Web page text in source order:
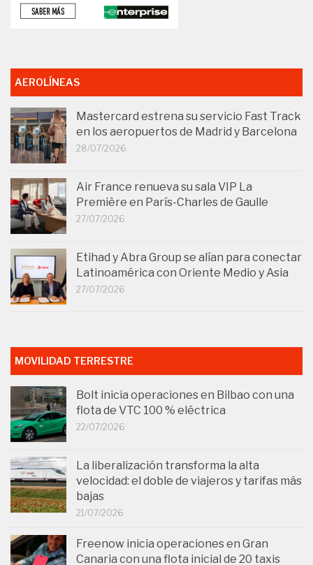
AEROLÍNEAS
Mastercard estrena su servicio Fast Track
en los aeropuertos de Madrid y Barcelona
28/07/2026
Air France renueva su sala VIP La
Première en París-Charles de Gaulle
27/07/2026
Etihad y Abra Group se alían para conectar
Latinoamérica con Oriente Medio y Asia
27/07/2026
MOVILIDAD TERRESTRE
Bolt inicia operaciones en Bilbao con una
flota de VTC 100 % eléctrica
22/07/2026
La liberalización transforma la alta
velocidad: el doble de viajeros y tarifas más
bajas
21/07/2026
Freenow inicia operaciones en Gran
Canaria con una flota inicial de 20 taxis